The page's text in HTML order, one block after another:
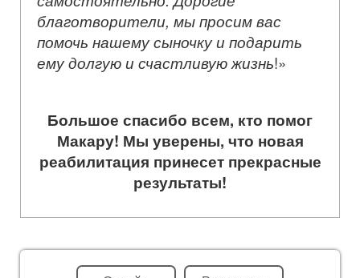
благотворители, мы просим вас
помочь нашему сыночку и подарить
ему долгую и счастливую жизнь!»
Большое спасибо всем, кто помог
Макару! Мы уверены, что новая
реабилитация принесет прекрасные
результаты!